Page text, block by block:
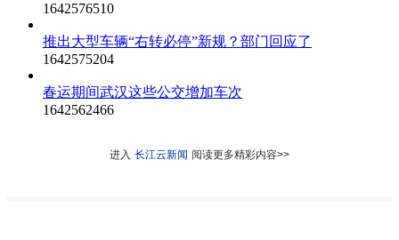
1642576510
推出大型车辆“右转必停”新规？部门回应了
1642575204
春运期间武汉这些公交增加车次
1642562466
进入 长江云新闻 阅读更多精彩内容>>